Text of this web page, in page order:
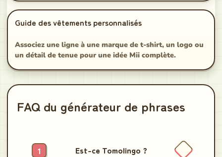
Guide des vêtements personnalisés
Associez une ligne à une marque de t-shirt, un logo ou
un détail de tenue pour une idée Mii complète.
FAQ du générateur de phrases
Est-ce Tomolingo ?